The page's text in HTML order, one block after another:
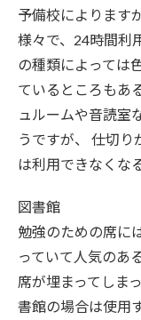
予備校によります
様々で、24時間利
の種類によっては
ているところもあ
ュルームや音読室
うですが、 仕切
は利用できなくな
図書館
勉強のための席に
っていて人気のあ
席が埋まってしま
書館の場合は使用